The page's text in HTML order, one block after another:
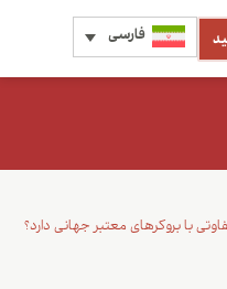
فارسی
با بروکرهای معتبر جهانی دارد؟